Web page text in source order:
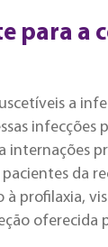
para a
a
internações
da
à profilaxia,
oferecida